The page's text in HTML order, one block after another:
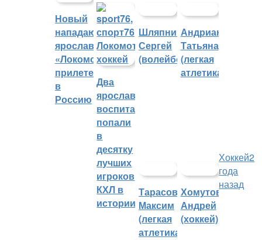
Новый
нападающий
ярославского
«Локомотива»
прилетел
в
Россию
Два
ярославских
воспитанника
попали
в
десятку
лучших
игроков
КХЛ в
истории
Шляпников
Сергей
(волейбол)
Андрианова
Татьяна
(легкая
атлетика)
Тарасов
Максим
(легкая
атлетика)
Хомутов
Андрей
(хоккей)
Хоккей2
года
назад